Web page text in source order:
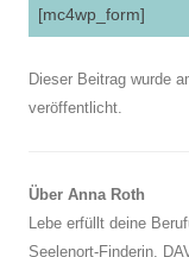
[mc4wp_form]
Dieser Beitrag wurde
veröffentlicht.
Über Anna Roth
Lebe erfüllt deine
Seelenort-Finderin,